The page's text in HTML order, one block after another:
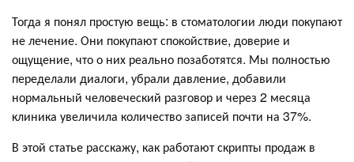
Тогда я понял простую вещь: в стоматологии люди покупают
не лечение. Они покупают спокойствие, доверие и
ощущение, что о них реально позаботятся. Мы полностью
переделали диалоги, убрали давление, добавили
нормальный человеческий разговор и через 2 месяца
клиника увеличила количество записей почти на 37%.
В этой статье расскажу, как работают скрипты продаж в